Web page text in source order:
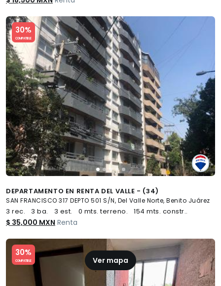
30%
COMPATIBLE
Slide 1 of 5
DEPARTAMENTO EN RENTA DEL VALLE - (34)
SAN FRANCISCO 317 DEPTO 501 S/N, Del Valle Norte, Benito Juárez
3 rec. 3 ba. 3 est. 0 mts. terreno. 154 mts. constr..
$ 35,000 MXN Renta
30%
COMPATIBLE
Slide 1 of 5
Ver mapa